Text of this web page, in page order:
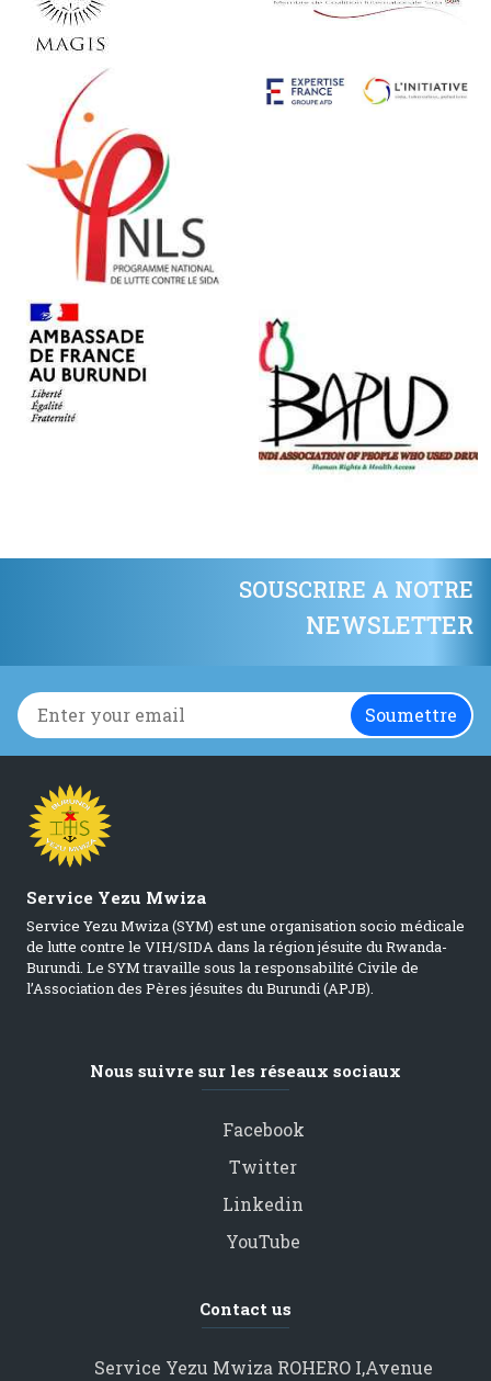
SOUSCRIRE A NOTRE
NEWSLETTER
Service Yezu Mwiza
Service Yezu Mwiza (SYM) est une organisation socio médicale
de lutte contre le VIH/SIDA dans la région jésuite du Rwanda-
Burundi. Le SYM travaille sous la responsabilité Civile de
l’Association des Pères jésuites du Burundi (APJB).
Nous suivre sur les réseaux sociaux
Facebook
Twitter
Linkedin
YouTube
Contact us
Service Yezu Mwiza ROHERO I,Avenue